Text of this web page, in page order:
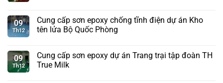
09
Th12
Cung cấp sơn epoxy chống tĩnh điện dự án Kho
tên lửa Bộ Quốc Phòng
09
Th12
Cung cấp sơn epoxy dự án Trang trại tập đoàn TH
True Milk